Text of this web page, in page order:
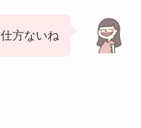
仕方ないね